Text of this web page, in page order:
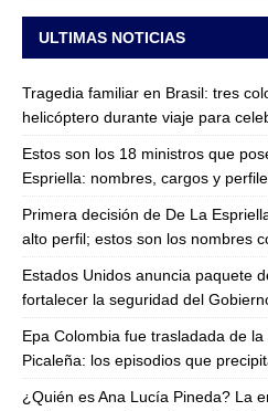
ULTIMAS NOTICIAS
Tragedia familiar en Brasil: tres
helicóptero durante viaje para
Estos son los 18 ministros que
Espriella: nombres, cargos y
Primera decisión de De La
alto perfil; estos son los nombres
Estados Unidos anuncia paquete
fortalecer la seguridad del
Epa Colombia fue trasladada de
Picaleña: los episodios que
¿Quién es Ana Lucía Pineda? La